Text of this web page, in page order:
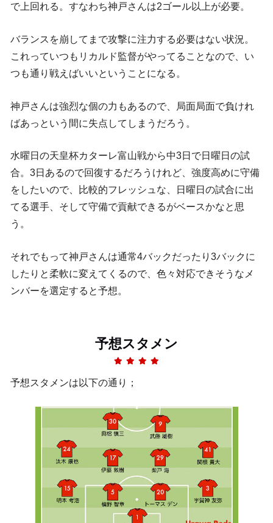
で上回れる。すなわち神戸さんは2ゴール以上が必要。
バランスを崩してまで攻撃に注力する必要はない状況。
これっていつもリカルド監督がやってることなので、い
つも通り戦えばいいということになる。
神戸さんは強烈な個の力もあるので、局面局面で負けれ
ばあっという間に失点してしまうだろう。
水曜日の天皇杯カターレ富山戦から中3日で日曜日の試
合。3日あるので回復するだろうけれど、強度高めに守備
をしたいので、比較的フレッシュな、日曜日の試合に出
てる選手、そして守備で貢献できるがベースかなと思
う。
それでもって神戸さんは通常4バックだったり3バックに
したりと柔軟に変えてくるので、色々対応できそうなメ
ンバーを選定すると予想。
予想スタメン
予想スタメンは以下の通り；